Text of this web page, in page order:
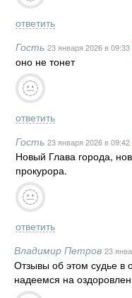
ответить
Гость 23 января 2026в 09:33
оно не тонет
ответить
Гость 23 января 2026в 09:42
Новый Глава города,
прокурора.
ответить
Владимир Петров 23
Отзывы об этом судье в
надеемся на